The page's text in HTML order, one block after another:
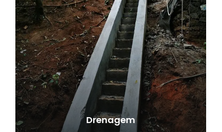
Drenagem